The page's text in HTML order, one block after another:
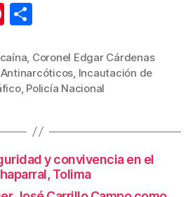
Pi
er
e
m
p
tir
, Coronel Edgar Cárdenas
, Incautación de
, Policía Nacional
y convivencia en el
Tolima